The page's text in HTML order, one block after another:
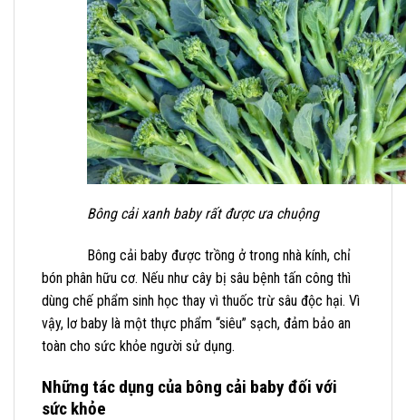
Bông cải xanh baby rất được ưa chuộng
Bông cải baby được trồng ở trong nhà kính, chỉ
bón phân hữu cơ. Nếu như cây bị sâu bệnh tấn công thì
dùng chế phẩm sinh học thay vì thuốc trừ sâu độc hại. Vì
vậy, lơ baby là một thực phẩm “siêu” sạch, đảm bảo an
toàn cho sức khỏe người sử dụng.
Những tác dụng của bông cải baby đối với
sức khỏe